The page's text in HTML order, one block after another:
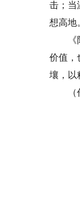
击；当
想高地
《阵
价值，
壤，以
（作